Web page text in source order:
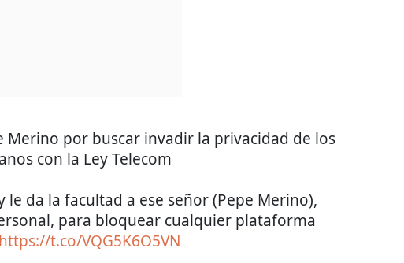
Merino por buscar invadir la privacidad de los
con la Ley Telecom
le da la facultad a ese señor (Pepe Merino),
para bloquear cualquier plataforma
https://t.co/VQG5K6O5VN